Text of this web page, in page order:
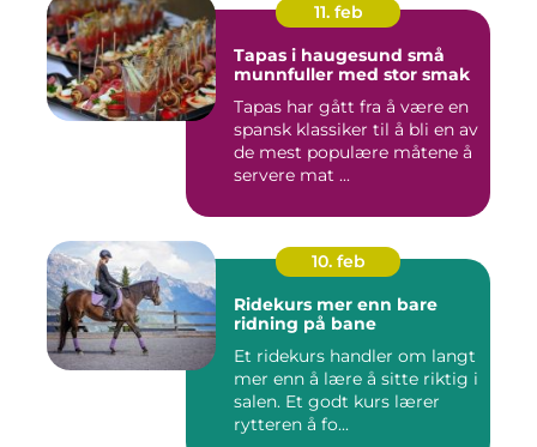
11. feb
Tapas i haugesund små
munnfuller med stor smak
Tapas har gått fra å være en
spansk klassiker til å bli en av
de mest populære måtene å
servere mat ...
10. feb
Ridekurs mer enn bare
ridning på bane
Et ridekurs handler om langt
mer enn å lære å sitte riktig i
salen. Et godt kurs lærer
rytteren å fo...